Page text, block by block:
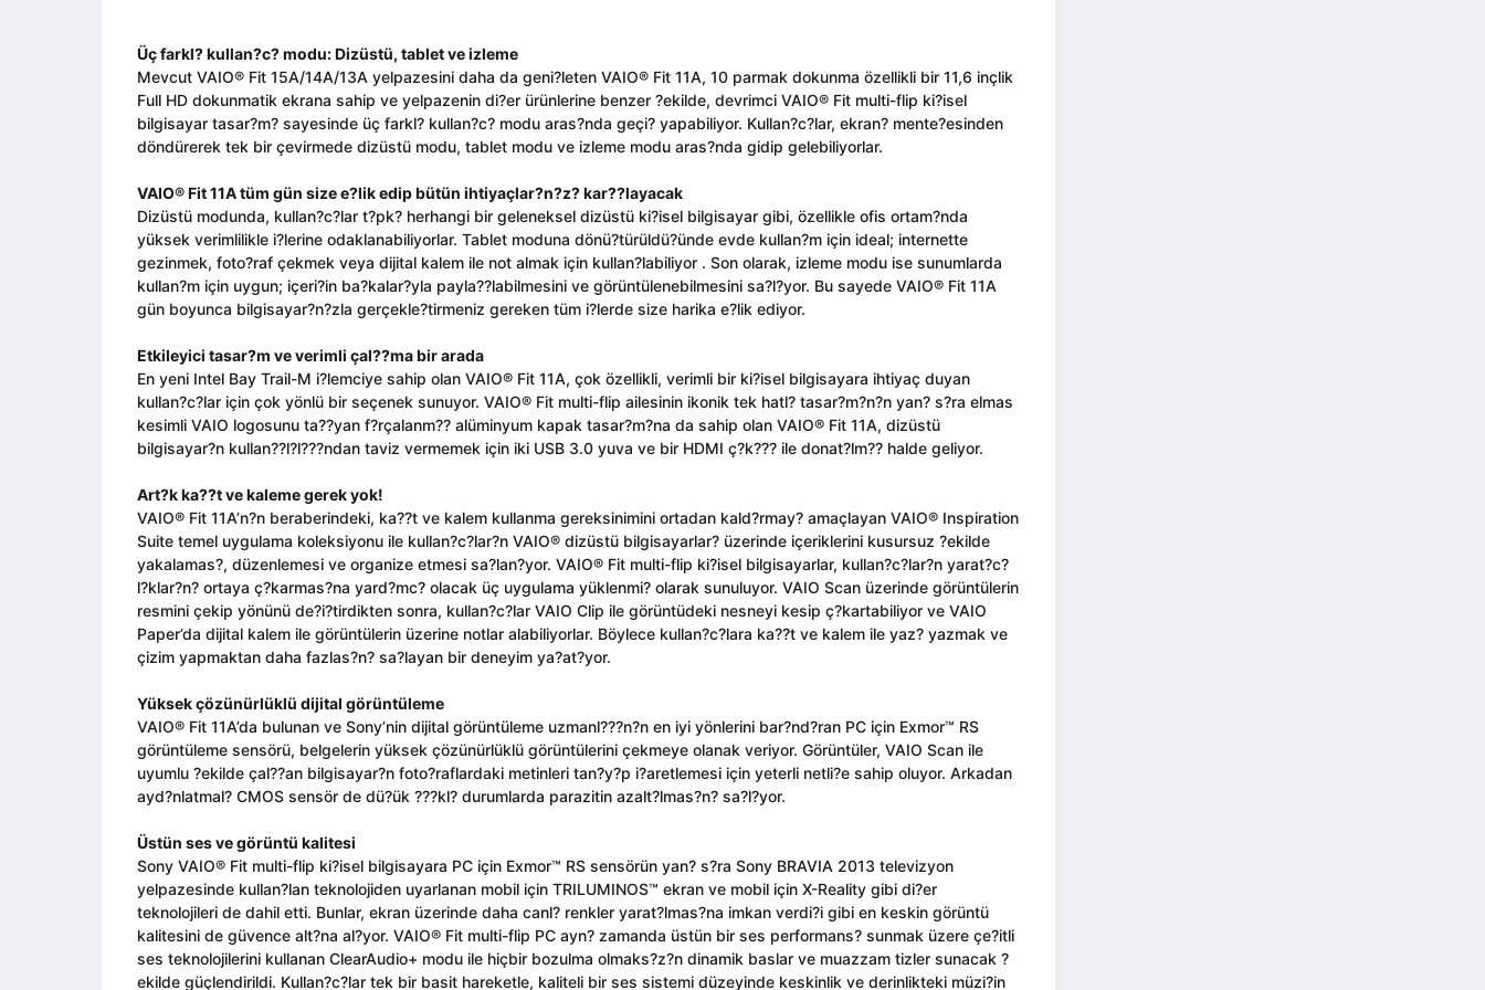
Üç farkl? kullan?c? modu: Dizüstü, tablet ve izleme
Mevcut VAIO® Fit 15A/14A/13A yelpazesini daha da geni?leten VAIO® Fit 11A, 10 parmak dokunma özellikli bir 11,6 inçlik
Full HD dokunmatik ekrana sahip ve yelpazenin di?er ürünlerine benzer ?ekilde, devrimci VAIO® Fit multi-flip ki?isel
bilgisayar tasar?m? sayesinde üç farkl? kullan?c? modu aras?nda geçi? yapabiliyor. Kullan?c?lar, ekran? mente?esinden
döndürerek tek bir çevirmede dizüstü modu, tablet modu ve izleme modu aras?nda gidip gelebiliyorlar.
VAIO® Fit 11A tüm gün size e?lik edip bütün ihtiyaçlar?n?z? kar??layacak
Dizüstü modunda, kullan?c?lar t?pk? herhangi bir geleneksel dizüstü ki?isel bilgisayar gibi, özellikle ofis ortam?nda
yüksek verimlilikle i?lerine odaklanabiliyorlar. Tablet moduna dönü?türüldü?ünde evde kullan?m için ideal; internette
gezinmek, foto?raf çekmek veya dijital kalem ile not almak için kullan?labiliyor . Son olarak, izleme modu ise sunumlarda
kullan?m için uygun; içeri?in ba?kalar?yla payla??labilmesini ve görüntülenebilmesini sa?l?yor. Bu sayede VAIO® Fit 11A
gün boyunca bilgisayar?n?zla gerçekle?tirmeniz gereken tüm i?lerde size harika e?lik ediyor.
Etkileyici tasar?m ve verimli çal??ma bir arada
En yeni Intel Bay Trail-M i?lemciye sahip olan VAIO® Fit 11A, çok özellikli, verimli bir ki?isel bilgisayara ihtiyaç duyan
kullan?c?lar için çok yönlü bir seçenek sunuyor. VAIO® Fit multi-flip ailesinin ikonik tek hatl? tasar?m?n?n yan? s?ra elmas
kesimli VAIO logosunu ta??yan f?rçalanm?? alüminyum kapak tasar?m?na da sahip olan VAIO® Fit 11A, dizüstü
bilgisayar?n kullan??l?l???ndan taviz vermemek için iki USB 3.0 yuva ve bir HDMI ç?k??? ile donat?lm?? halde geliyor.
Art?k ka??t ve kaleme gerek yok!
VAIO® Fit 11A’n?n beraberindeki, ka??t ve kalem kullanma gereksinimini ortadan kald?rmay? amaçlayan VAIO® Inspiration
Suite temel uygulama koleksiyonu ile kullan?c?lar?n VAIO® dizüstü bilgisayarlar? üzerinde içeriklerini kusursuz ?ekilde
yakalamas?, düzenlemesi ve organize etmesi sa?lan?yor. VAIO® Fit multi-flip ki?isel bilgisayarlar, kullan?c?lar?n yarat?c?
l?klar?n? ortaya ç?karmas?na yard?mc? olacak üç uygulama yüklenmi? olarak sunuluyor. VAIO Scan üzerinde görüntülerin
resmini çekip yönünü de?i?tirdikten sonra, kullan?c?lar VAIO Clip ile görüntüdeki nesneyi kesip ç?kartabiliyor ve VAIO
Paper’da dijital kalem ile görüntülerin üzerine notlar alabiliyorlar. Böylece kullan?c?lara ka??t ve kalem ile yaz? yazmak ve
çizim yapmaktan daha fazlas?n? sa?layan bir deneyim ya?at?yor.
Yüksek çözünürlüklü dijital görüntüleme
VAIO® Fit 11A’da bulunan ve Sony’nin dijital görüntüleme uzmanl???n?n en iyi yönlerini bar?nd?ran PC için Exmor™ RS
görüntüleme sensörü, belgelerin yüksek çözünürlüklü görüntülerini çekmeye olanak veriyor. Görüntüler, VAIO Scan ile
uyumlu ?ekilde çal??an bilgisayar?n foto?raflardaki metinleri tan?y?p i?aretlemesi için yeterli netli?e sahip oluyor. Arkadan
ayd?nlatmal? CMOS sensör de dü?ük ???kl? durumlarda parazitin azalt?lmas?n? sa?l?yor.
Üstün ses ve görüntü kalitesi
Sony VAIO® Fit multi-flip ki?isel bilgisayara PC için Exmor™ RS sensörün yan? s?ra Sony BRAVIA 2013 televizyon
yelpazesinde kullan?lan teknolojiden uyarlanan mobil için TRILUMINOS™ ekran ve mobil için X-Reality gibi di?er
teknolojileri de dahil etti. Bunlar, ekran üzerinde daha canl? renkler yarat?lmas?na imkan verdi?i gibi en keskin görüntü
kalitesini de güvence alt?na al?yor. VAIO® Fit multi-flip PC ayn? zamanda üstün bir ses performans? sunmak üzere çe?itli
ses teknolojilerini kullanan ClearAudio+ modu ile hiçbir bozulma olmaks?z?n dinamik baslar ve muazzam tizler sunacak ?
ekilde güçlendirildi. Kullan?c?lar tek bir basit hareketle, kaliteli bir ses sistemi düzeyinde keskinlik ve derinlikteki müzi?in